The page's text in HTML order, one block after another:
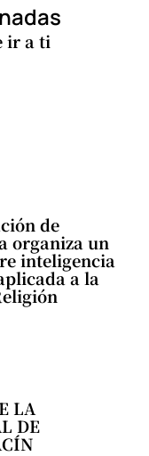
ir a ti
de
organiza un
inteligencia
a la
LA
DE